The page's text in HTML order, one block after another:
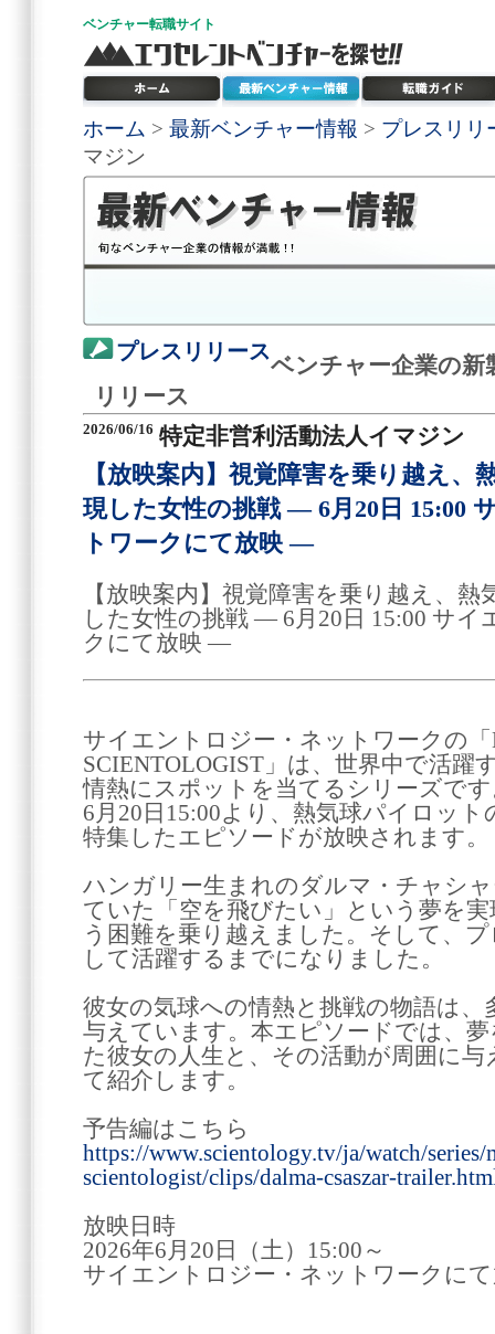
ベンチャー転職サイト
ホーム > 最新ベンチャー情報 > プレスリリ
マジン
プレスリリース
ベンチャー企業の新
リリース
2026/06/16 特定非営利活動法人イマジン
【放映案内】視覚障害を乗り越え
現した女性の挑戦 ― 6月20日 15:00
トワークにて放映 ―
【放映案内】視覚障害を乗り越え、
した女性の挑戦 ― 6月20日 15:00 サ
クにて放映 ―
サイエントロジー・ネットワークの「
SCIENTOLOGIST」は、世界中で活躍
情熱にスポットを当てるシリーズで
6月20日15:00より、熱気球パイロッ
特集したエピソードが放映されます。
ハンガリー生まれのダルマ・チャシ
ていた「空を飛びたい」という夢を
う困難を乗り越えました。そして、
して活躍するまでになりました。
彼女の気球への情熱と挑戦の物語は
与えています。本エピソードでは、
た彼女の人生と、その活動が周囲に
て紹介します。
予告編はこちら
https://www.scientology.tv/ja/watch/series/
scientologist/clips/dalma-csaszar-
放映日時
2026年6月20日（土）15:00～
サイエントロジー・ネットワークに